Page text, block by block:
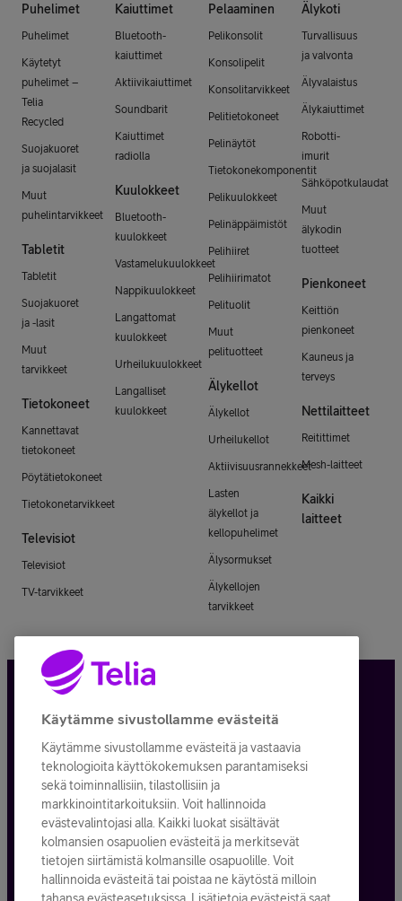
Puhelimet
Puhelimet
Käytetyt
puhelimet –
Telia
Recycled
Suojakuoret
ja suojalasit
Muut
puhelintarvikkeet
Tabletit
Tabletit
Suojakuoret
ja -lasit
Muut
tarvikkeet
Tietokoneet
Kannettavat
tietokoneet
Pöytätietokoneet
Tietokonetarvikkeet
Televisiot
Televisiot
TV-tarvikkeet
Kaiuttimet
Bluetooth-
kaiuttimet
Aktiivikaiuttimet
Soundbarit
Kaiuttimet
radiolla
Kuulokkeet
Bluetooth-
kuulokkeet
Vastamelukuulokkeet
Nappikuulokkeet
Langattomat
kuulokkeet
Urheilukuulokkeet
Langalliset
kuulokkeet
Pelaaminen
Pelikonsolit
Konsolipelit
Konsolitarvikkeet
Pelitietokoneet
Pelinäytöt
Tietokonekomponentit
Pelikuulokkeet
Pelinäppäimistöt
Pelihiiret
Pelihiirimatot
Pelituolit
Muut
pelituotteet
Älykellot
Älykellot
Urheilukellot
Aktiivisuusrannekkeet
Lasten
älykellot ja
kellopuhelimet
Älysormukset
Älykellojen
tarvikkeet
Älykoti
Turvallisuus
ja valvonta
Älyvalaistus
Älykaiuttimet
Robotti-
imurit
Sähköpotkulaudat
Muut
älykodin
tuotteet
Pienkoneet
Keittiön
pienkoneet
Kauneus ja
terveys
Nettilaitteet
Reitittimet
Mesh-laitteet
Kaikki
laitteet
Tietosuoja ja -turva
Tilauksen peruuttaminen
Käyttöehdot
Evästeiden käyttö
Toimitusehdot ja palvelukuvaukset
Käytämme sivustollamme evästeitä
Käytämme sivustollamme evästeitä ja vastaavia
teknologioita käyttökokemuksen parantamiseksi
sekä toiminnallisiin, tilastollisiin ja
markkinointitarkoituksiin. Voit hallinnoida
evästevalintojasi alla. Kaikki luokat sisältävät
kolmansien osapuolien evästeitä ja merkitsevät
tietojen siirtämistä kolmansille osapuolille. Voit
hallinnoida evästeitä tai poistaa ne käytöstä milloin